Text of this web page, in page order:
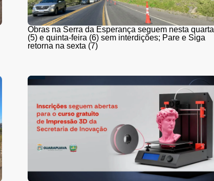
Obras na Serra da Esperança seguem nesta quarta
(5) e quinta-feira (6) sem interdições; Pare e Siga
retorna na sexta (7)